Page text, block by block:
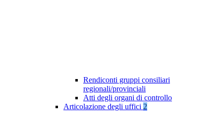
Rendiconti gruppi consiliari
regionali/provinciali
Atti degli organi di controllo
Articolazione degli uffici 2